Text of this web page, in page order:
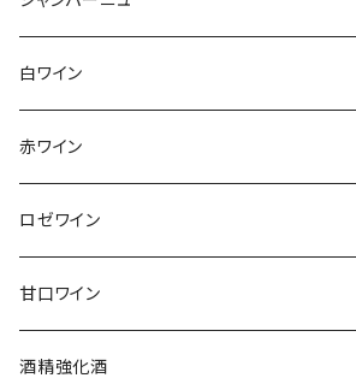
アンリ・ジロー
アンリ・ビリオ・フィス
エティエンヌ・ルフェーヴル
クリスチャン・ゴセ
クロード・カザル
白ワイン
フランス
アルザス
ブルゴーニュ
ドイツ
オーストラリア
ニュージーランド
赤ワイン
フランス
アルザス
シュッド・ウエスト
スロヴァキア
オーストラリア
ロゼワイン
甘口ワイン
フランス
酒精強化酒